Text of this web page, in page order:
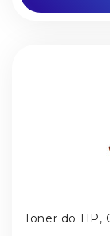
Toner do HP,